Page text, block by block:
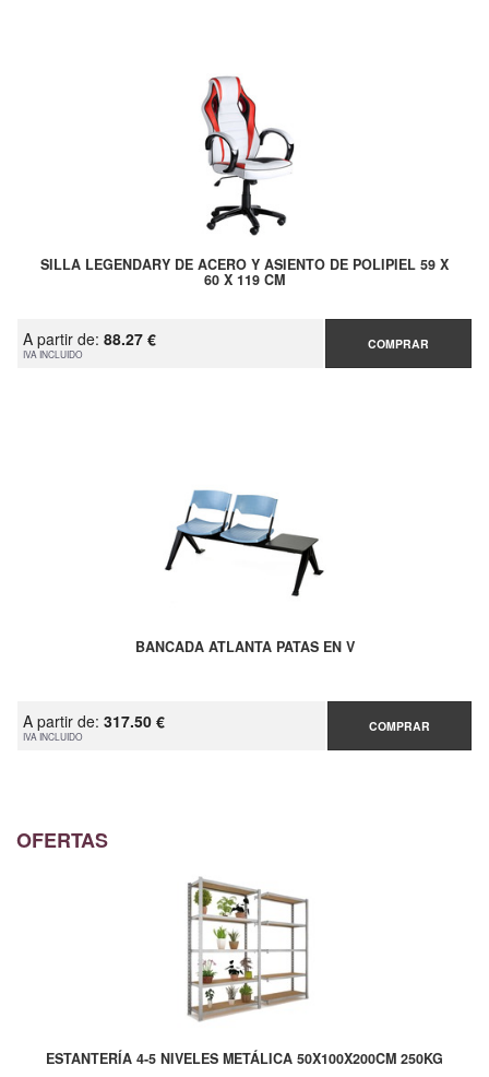
SILLA LEGENDARY DE ACERO Y ASIENTO DE POLIPIEL 59 X
60 X 119 CM
A partir de: 88.27 €
IVA INCLUIDO
COMPRAR
BANCADA ATLANTA PATAS EN V
A partir de: 317.50 €
IVA INCLUIDO
COMPRAR
OFERTAS
ESTANTERÍA 4-5 NIVELES METÁLICA 50X100X200CM 250KG